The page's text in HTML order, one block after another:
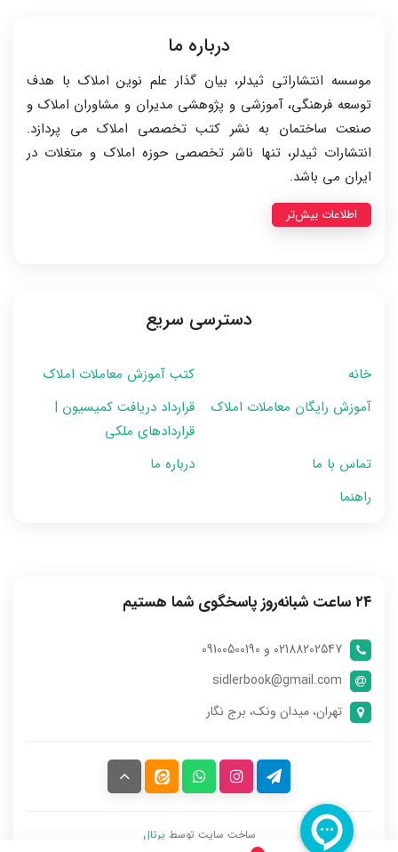
درباره ما
موسسه انتشاراتی ثیدلر، بیان گذار علم نوین املاک با هدف
توسعه فرهنگی، آموزشی و پژوهشی مدیران و مشاوران املاک و
صنعت ساختمان به نشر کتب تخصصی املاک می پردازد.
انتشارات ثیدلر، تنها ناشر تخصصی حوزه املاک و متغلات در
ایران می باشد.
اطلاعات بیش‌تر
دسترسی سریع
خانه
کتب آموزش معاملات املاک
آموزش رایگان معاملات املاک
قرارداد دریافت کمیسیون |
قراردادهای ملکی
تماس با ما
درباره ما
راهنما
۲۴ ساعت شبانه‌روز پاسخگوی شما هستیم
02188202547 و 09100500190
sidlerbook@gmail.com
تهران، میدان ونک، برج نگار
ساخت سایت توسط پرتال